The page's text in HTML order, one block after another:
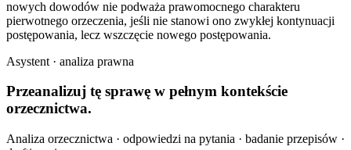
nowych dowodów nie podważa prawomocnego charakteru
pierwotnego orzeczenia, jeśli nie stanowi ono zwykłej kontynuacji
postępowania, lecz wszczęcie nowego postępowania.
Asystent · analiza prawna
Przeanalizuj tę sprawę w pełnym kontekście
orzecznictwa.
Analiza orzecznictwa · odpowiedzi na pytania · badanie przepisów ·